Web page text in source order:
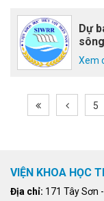
Dự
Xem
5
VIỆN KHOA HỌC
Địa chỉ: 171 Tây Sơn